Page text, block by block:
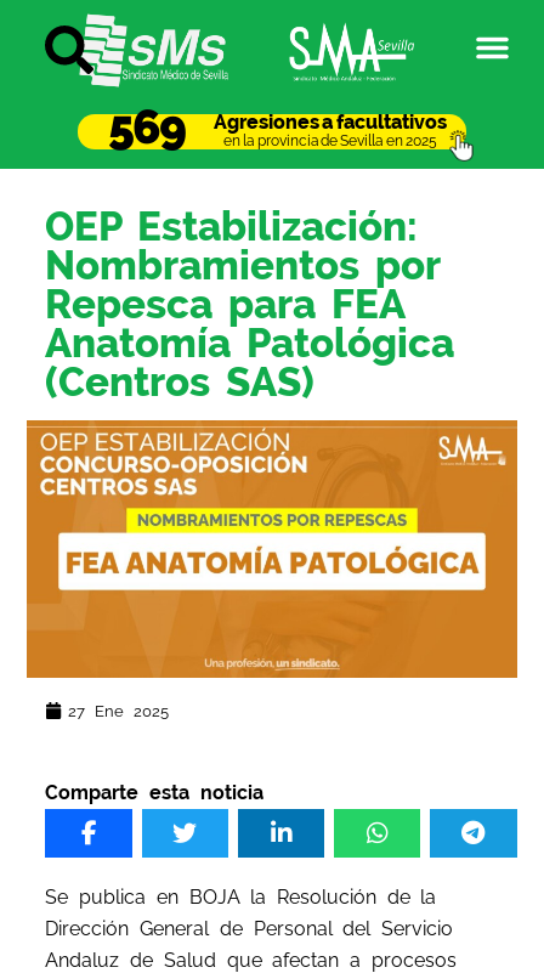
Agresiones a facultativos
en la provincia de Sevilla en 2025
569
OEP Estabilización:
Nombramientos por
Repesca para FEA
Anatomía Patológica
(Centros SAS)
27 Ene 2025
Comparte esta noticia
Se publica en BOJA la Resolución de la
Dirección General de Personal del Servicio
Andaluz de Salud que afectan a procesos